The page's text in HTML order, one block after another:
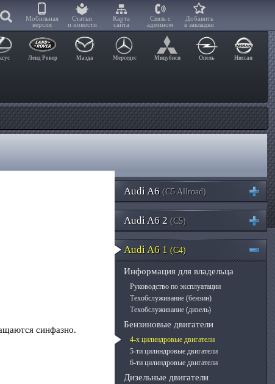
Мобильная
версия
Статьи
и новости
Карта
сайта
Связь с
админом
Добавить
в закладки
Ленд Ровер Мазда Мерседес Мицубиси Опель Ниссан
синфазно.
Audi A6 (C5 Allroad)
Audi A6 2 (C5)
Audi A6 1 (C4)
Информация для владельца
Руководство по эксплуатации
Техобслуживание (бензин)
Техобслуживание (дизель)
Бензиновые двигатели
4-х цилиндровые двигатели
5-ти цилиндровые двигатели
6-ти цилиндровые двигатели
Дизельные двигатели